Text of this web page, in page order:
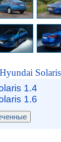
Solaris
1.4
1.6